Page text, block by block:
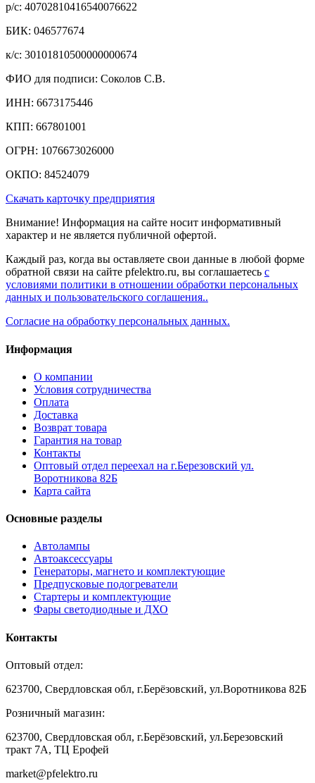
р/c: 40702810416540076622
БИК: 046577674
к/c: 30101810500000000674
ФИО для подписи: Соколов С.В.
ИНН: 6673175446
КПП: 667801001
ОГРН: 1076673026000
ОКПО: 84524079
Скачать карточку предприятия
Внимание! Информация на сайте носит информативный
характер и не является публичной офертой.
Каждый раз, когда вы оставляете свои данные в любой форме
обратной связи на сайте pfelektro.ru, вы соглашаетесь с
условиями политики в отношении обработки персональных
данных и пользовательского соглашения..
Согласие на обработку персональных данных.
Информация
О компании
Условия сотрудничества
Оплата
Доставка
Возврат товара
Гарантия на товар
Контакты
Оптовый отдел переехал на г.Березовский ул.
Воротникова 82Б
Карта сайта
Основные разделы
Автолампы
Автоаксессуары
Генераторы, магнето и комплектующие
Предпусковые подогреватели
Стартеры и комплектующие
Фары светодиодные и ДХО
Контакты
Оптовый отдел:
623700, Свердловская обл, г.Берёзовский, ул.Воротникова 82Б
Розничный магазин:
623700, Свердловская обл, г.Берёзовский, ул.Березовский
тракт 7А, ТЦ Ерофей
market@pfelektro.ru